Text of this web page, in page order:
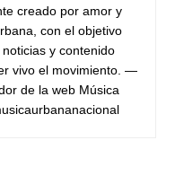
creado por amor y
con el objetivo
y contenido
vivo el movimiento. —
de la web Música